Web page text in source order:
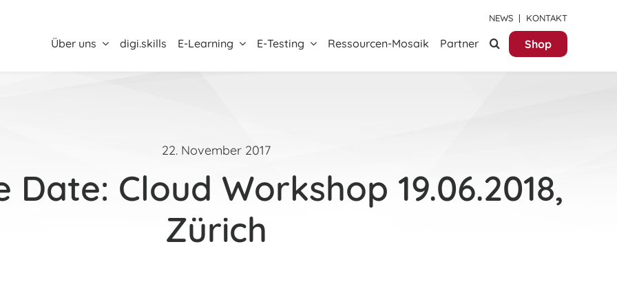
NEWS | KONTAKT
Über uns digi.skills E-Learning E-Testing Ressourcen-Mosaik Partner Shop
22. November 2017
Date: Cloud Workshop 19.06.2018,
Zürich